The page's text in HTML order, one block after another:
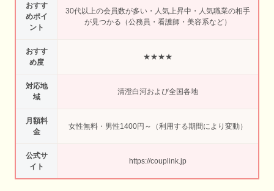
おすす
めポイ
ント
30代以上の会員数が多い・人気上昇中・人気職業の相手
が見つかる（公務員・看護師・美容系など）
おすす
め度
★★★★
対応地
域
清澄白河および全国各地
月額料
金
女性無料・男性1400円～（利用する期間により変動）
公式サ
イト
https://couplink.jp